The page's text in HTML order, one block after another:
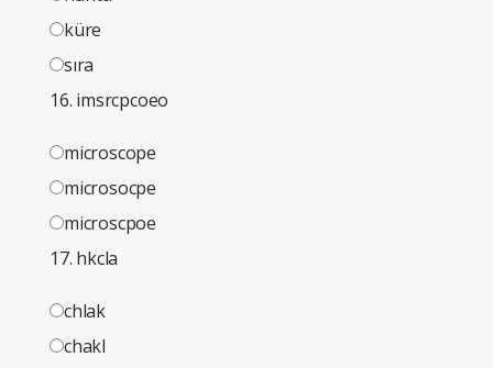
küre
sıra
16. imsrcpcoeo
microscope
microsocpe
microscpoe
17. hkcla
chlak
chakl